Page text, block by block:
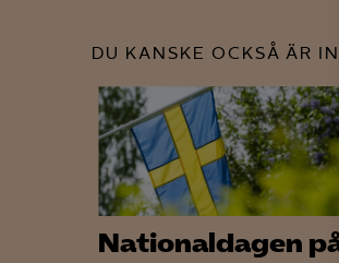
DU KANSKE OCKSÅ ÄR
Nationaldagen på